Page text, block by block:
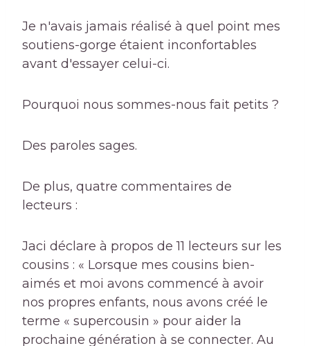
Je n'avais jamais réalisé à quel point mes
soutiens-gorge étaient inconfortables
avant d'essayer celui-ci.
Pourquoi nous sommes-nous fait petits ?
Des paroles sages.
De plus, quatre commentaires de
lecteurs :
Jaci déclare à propos de 11 lecteurs sur les
cousins : « Lorsque mes cousins bien-
aimés et moi avons commencé à avoir
nos propres enfants, nous avons créé le
terme « supercousin » pour aider la
prochaine génération à se connecter. Au